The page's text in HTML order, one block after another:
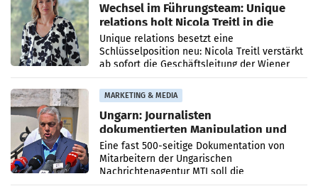
Wechsel im Führungsteam: Unique
relations holt Nicola Treitl in die
Geschäftsleitung
Unique relations besetzt eine
Schlüsselposition neu: Nicola Treitl verstärkt
ab sofort die Geschäftsleitung der Wiener
PR-Agentur an der Seite von Josef Kalina und
Anna Kalina-Mahr.
MARKETING & MEDIA
Ungarn: Journalisten
dokumentierten Manipulation und
Zensur
Eine fast 500-seitige Dokumentation von
Mitarbeitern der Ungarischen
Nachrichtenagentur MTI soll die
systematische Nachrichten-Manipulation und